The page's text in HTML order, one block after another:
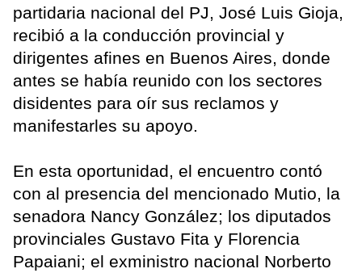
partidaria nacional del PJ, José Luis Gioja,
recibió a la conducción provincial y
dirigentes afines en Buenos Aires, donde
antes se había reunido con los sectores
disidentes para oír sus reclamos y
manifestarles su apoyo.
En esta oportunidad, el encuentro contó
con al presencia del mencionado Mutio, la
senadora Nancy González; los diputados
provinciales Gustavo Fita y Florencia
Papaiani; el exministro nacional Norberto